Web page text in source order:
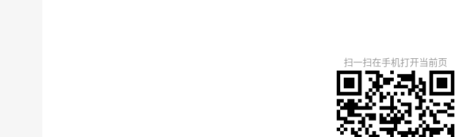
扫一扫在手机打开当前页